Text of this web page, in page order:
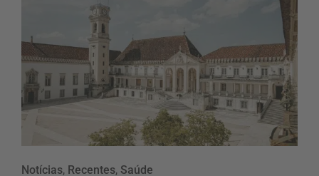
Notícias, Recentes, Saúde